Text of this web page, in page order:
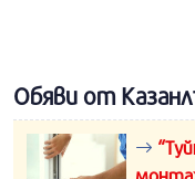
Обяви от